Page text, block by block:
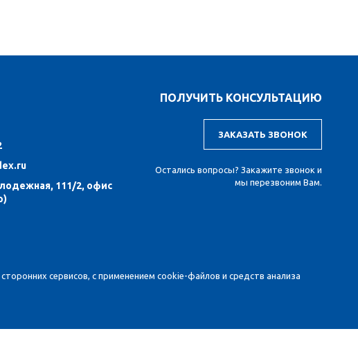
111/2, офис
ПОЛУЧИТЬ КОНСУЛЬТАЦИЮ
ЗАКАЗАТЬ ЗВОНОК
Остались вопросы? Закажите звонок и
мы перезвоним Вам.
сервисов, с применением cookie-файлов и средств анализа